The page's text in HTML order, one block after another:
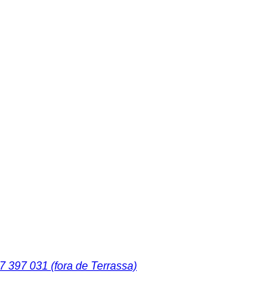
397 031 (fora de Terrassa)